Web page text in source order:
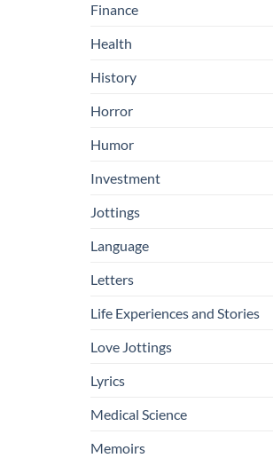
Finance
Health
History
Horror
Humor
Investment
Jottings
Language
Letters
Life Experiences and Stories
Love Jottings
Lyrics
Medical Science
Memoirs